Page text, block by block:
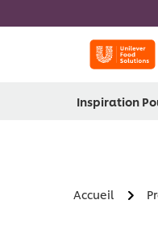
Inspiration
Accueil